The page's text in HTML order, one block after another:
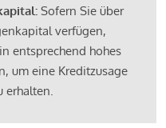
Sofern Sie über
verfügen,
entsprechend hohes
um eine Kreditzusage
erhalten.